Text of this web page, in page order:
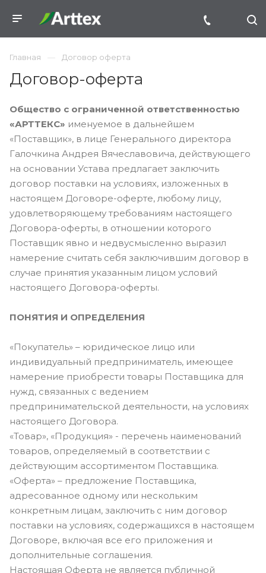
Главная Договор оферта
Договор-оферта
Общество с ограниченной ответственностью
«АРТТЕКС» именуемое в дальнейшем
«Поставщик», в лице Генерального директора
Галочкина Андрея Вячеславовича, действующего
на основании Устава предлагает заключить
договор поставки на условиях, изложенных в
настоящем Договоре-оферте, любому лицу,
удовлетворяющему требованиям настоящего
Договора-оферты, в отношении которого
Поставщик явно и недвусмысленно выразил
намерение считать себя заключившим договор в
случае принятия указанным лицом условий
настоящего Договора-оферты.
ПОНЯТИЯ И ОПРЕДЕЛЕНИЯ
«Покупатель» – юридическое лицо или
индивидуальный предприниматель, имеющее
намерение приобрести товары Поставщика для
нужд, связанных с ведением
предпринимательской деятельности, на условиях
настоящего Договора.
«Товар», «Продукция» - перечень наименований
товаров, определяемый в соответствии с
действующим ассортиментом Поставщика.
«Оферта» – предложение Поставщика,
адресованное одному или нескольким
конкретным лицам, заключить с ним договор
поставки на условиях, содержащихся в настоящем
Договоре, включая все его приложения и
дополнительные соглашения.
Настоящая Оферта не является публичной